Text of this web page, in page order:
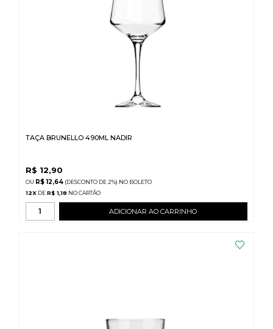
TAÇA BRUNELLO 490ML NADIR
R$ 12,90
R$ 12,64 (DESCONTO DE 2%) NO BOLETO
12X DE R$ 1,18
ADICIONAR AO CARRINHO